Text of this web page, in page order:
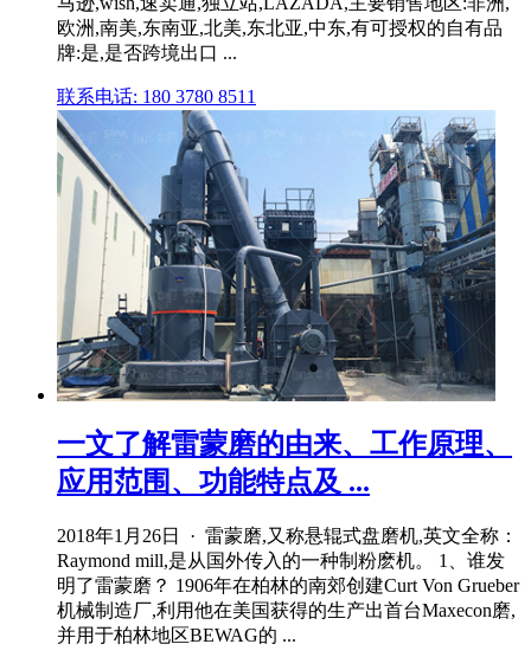
欧洲,南美,东南亚,北美,东北亚,中东,有可授权的自有品
牌:是,是否跨境出口 ...
联系电话: 180 3780 8511
一文了解雷蒙磨的由来、工作原理、
应用范围、功能特点及 ...
2018年1月26日 · 雷蒙磨,又称悬辊式盘磨机,英文全称：
Raymond mill,是从国外传入的一种制粉麽机。 1、谁发
明了雷蒙磨？ 1906年在柏林的南郊创建Curt Von Grueber
机械制造厂,利用他在美国获得的生产出首台Maxecon磨,
并用于柏林地区BEWAG的 ...